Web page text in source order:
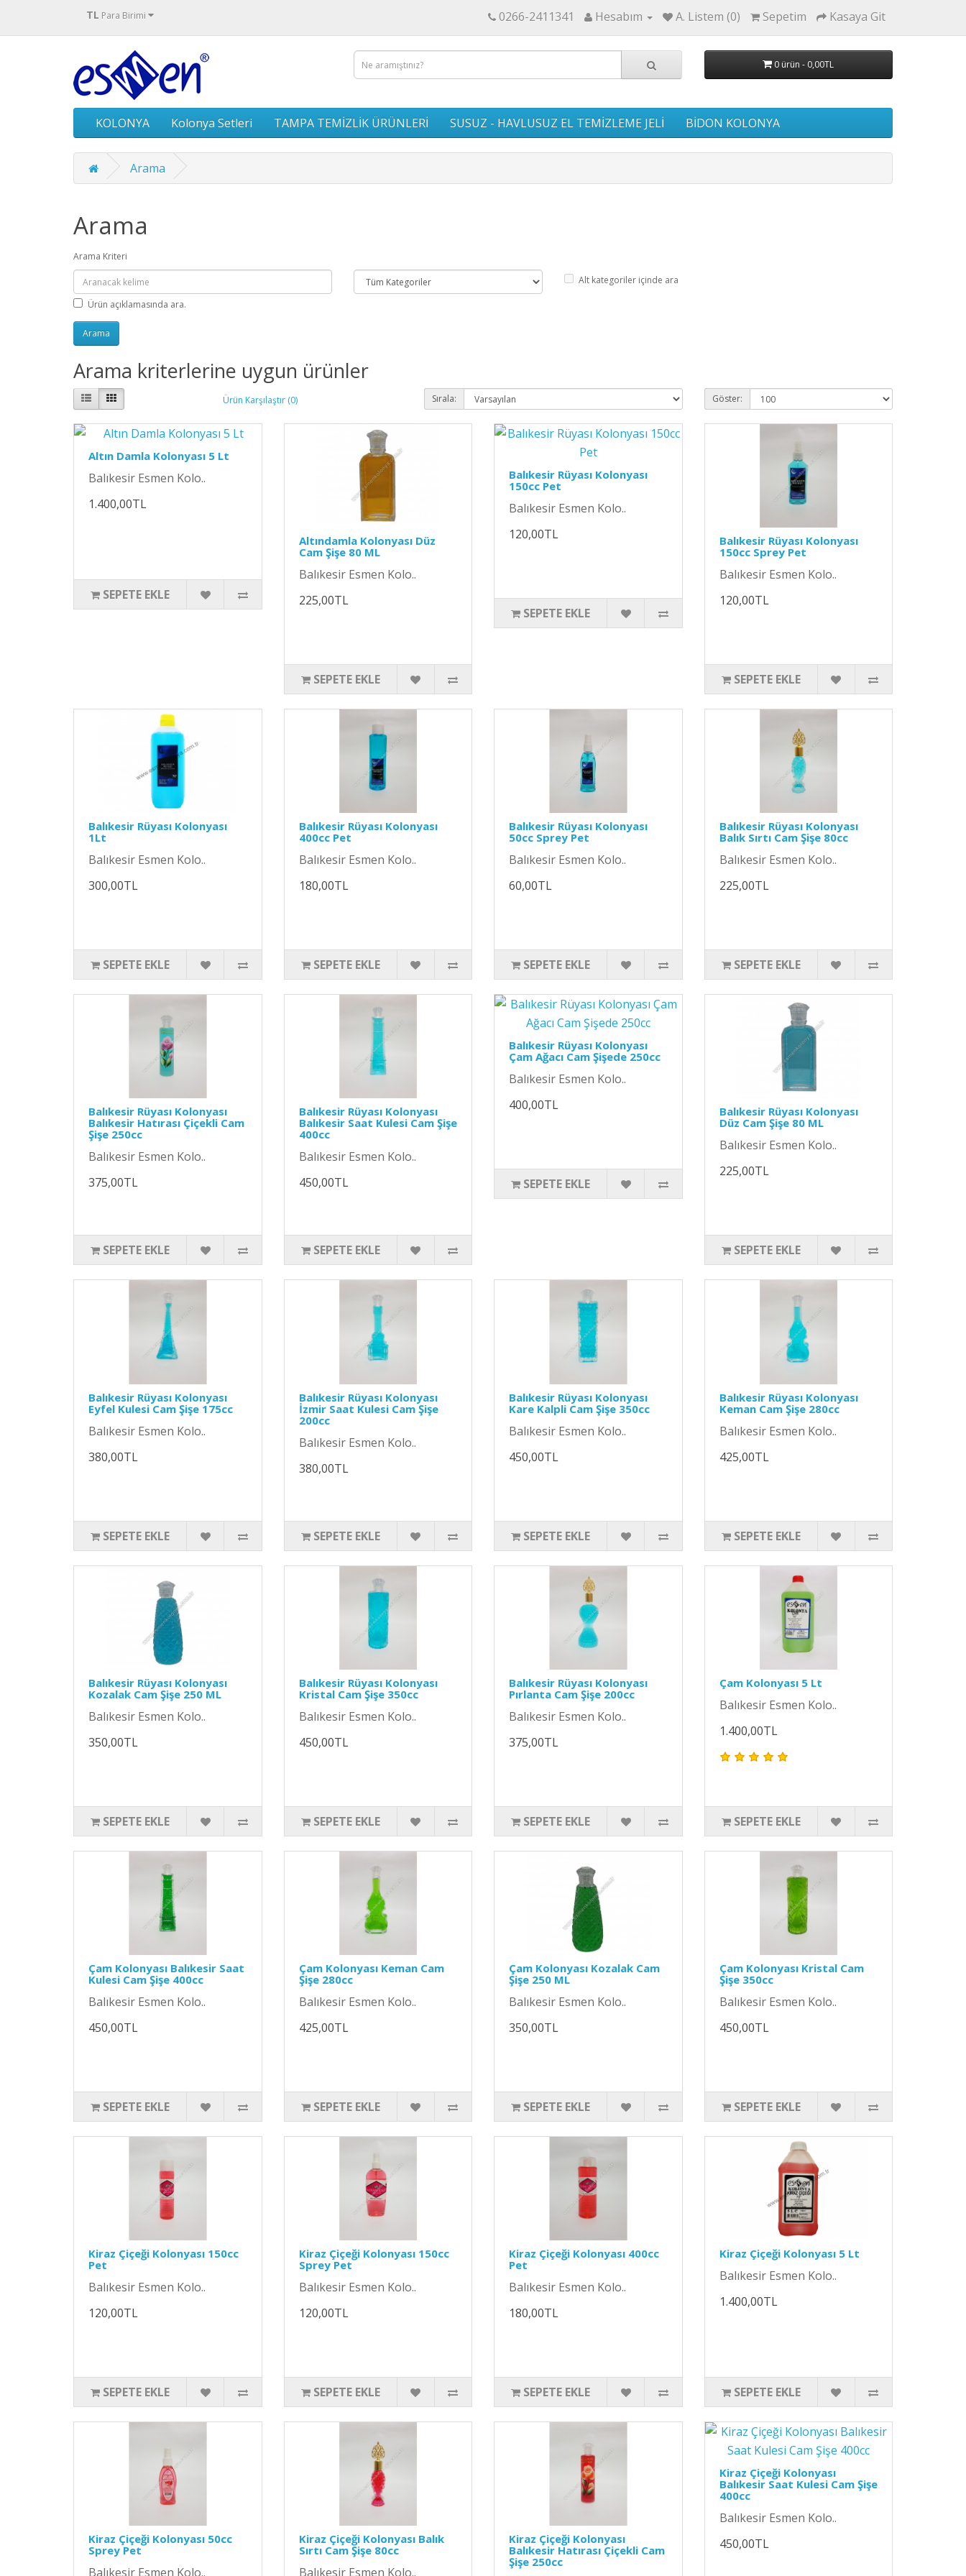
TL Para Birimi 0266-2411341 Hesabım A. Listem (0) Sepetim Kasaya Git
0 ürün - 0,00TL
KOLONYA Kolonya Setleri TAMPA TEMİZLİK ÜRÜNLERİ SUSUZ - HAVLUSUZ EL TEMİZLEME JELİ BİDON KOLONYA
Arama
Arama
Arama Kriteri
Alt kategoriler içinde ara
Ürün açıklamasında ara.
Arama kriterlerine uygun ürünler
Ürün Karşılaştır (0) Sırala: Göster:
Altın Damla Kolonyası 5 Lt
Balıkesir Esmen Kolo..
1.400,00TL
SEPETE EKLE
Altındamla Kolonyası Düz
Cam Şişe 80 ML
Balıkesir Esmen Kolo..
225,00TL
SEPETE EKLE
Balıkesir Rüyası Kolonyası
150cc Pet
Balıkesir Esmen Kolo..
120,00TL
SEPETE EKLE
Balıkesir Rüyası Kolonyası
150cc Sprey Pet
Balıkesir Esmen Kolo..
120,00TL
SEPETE EKLE
Balıkesir Rüyası Kolonyası
1Lt
Balıkesir Esmen Kolo..
300,00TL
SEPETE EKLE
Balıkesir Rüyası Kolonyası
400cc Pet
Balıkesir Esmen Kolo..
180,00TL
SEPETE EKLE
Balıkesir Rüyası Kolonyası
50cc Sprey Pet
Balıkesir Esmen Kolo..
60,00TL
SEPETE EKLE
Balıkesir Rüyası Kolonyası
Balık Sırtı Cam Şişe 80cc
Balıkesir Esmen Kolo..
225,00TL
SEPETE EKLE
Balıkesir Rüyası Kolonyası
Balıkesir Hatırası Çiçekli Cam
Şişe 250cc
Balıkesir Esmen Kolo..
375,00TL
SEPETE EKLE
Balıkesir Rüyası Kolonyası
Balıkesir Saat Kulesi Cam Şişe
400cc
Balıkesir Esmen Kolo..
450,00TL
SEPETE EKLE
Balıkesir Rüyası Kolonyası
Çam Ağacı Cam Şişede 250cc
Balıkesir Esmen Kolo..
400,00TL
SEPETE EKLE
Balıkesir Rüyası Kolonyası
Düz Cam Şişe 80 ML
Balıkesir Esmen Kolo..
225,00TL
SEPETE EKLE
Balıkesir Rüyası Kolonyası
Eyfel Kulesi Cam Şişe 175cc
Balıkesir Esmen Kolo..
380,00TL
SEPETE EKLE
Balıkesir Rüyası Kolonyası
İzmir Saat Kulesi Cam Şişe
200cc
Balıkesir Esmen Kolo..
380,00TL
SEPETE EKLE
Balıkesir Rüyası Kolonyası
Kare Kalpli Cam Şişe 350cc
Balıkesir Esmen Kolo..
450,00TL
SEPETE EKLE
Balıkesir Rüyası Kolonyası
Keman Cam Şişe 280cc
Balıkesir Esmen Kolo..
425,00TL
SEPETE EKLE
Balıkesir Rüyası Kolonyası
Kozalak Cam Şişe 250 ML
Balıkesir Esmen Kolo..
350,00TL
SEPETE EKLE
Balıkesir Rüyası Kolonyası
Kristal Cam Şişe 350cc
Balıkesir Esmen Kolo..
450,00TL
SEPETE EKLE
Balıkesir Rüyası Kolonyası
Pırlanta Cam Şişe 200cc
Balıkesir Esmen Kolo..
375,00TL
SEPETE EKLE
Çam Kolonyası 5 Lt
Balıkesir Esmen Kolo..
1.400,00TL
SEPETE EKLE
Çam Kolonyası Balıkesir Saat
Kulesi Cam Şişe 400cc
Balıkesir Esmen Kolo..
450,00TL
SEPETE EKLE
Çam Kolonyası Keman Cam
Şişe 280cc
Balıkesir Esmen Kolo..
425,00TL
SEPETE EKLE
Çam Kolonyası Kozalak Cam
Şişe 250 ML
Balıkesir Esmen Kolo..
350,00TL
SEPETE EKLE
Çam Kolonyası Kristal Cam
Şişe 350cc
Balıkesir Esmen Kolo..
450,00TL
SEPETE EKLE
Kiraz Çiçeği Kolonyası 150cc
Pet
Balıkesir Esmen Kolo..
120,00TL
SEPETE EKLE
Kiraz Çiçeği Kolonyası 150cc
Sprey Pet
Balıkesir Esmen Kolo..
120,00TL
SEPETE EKLE
Kiraz Çiçeği Kolonyası 400cc
Pet
Balıkesir Esmen Kolo..
180,00TL
SEPETE EKLE
Kiraz Çiçeği Kolonyası 5 Lt
Balıkesir Esmen Kolo..
1.400,00TL
SEPETE EKLE
Kiraz Çiçeği Kolonyası 50cc
Sprey Pet
Balıkesir Esmen Kolo..
Kiraz Çiçeği Kolonyası Balık
Sırtı Cam Şişe 80cc
Balıkesir Esmen Kolo..
Kiraz Çiçeği Kolonyası
Balıkesir Hatırası Çiçekli Cam
Şişe 250cc
Kiraz Çiçeği Kolonyası
Balıkesir Saat Kulesi Cam Şişe
400cc
Balıkesir Esmen Kolo..
450,00TL